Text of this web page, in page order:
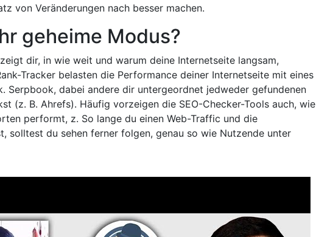
von Veränderungen nach besser machen.
geheime Modus?
dir, in wie weit und warum deine Internetseite langsam,
Tracker belasten die Performance deiner Internetseite mit eines
Serpbook, dabei andere dir untergeordnet jedweder gefundenen
(z. B. Ahrefs). Häufig vorzeigen die SEO-Checker-Tools auch, wie
performt, z. So lange du einen Web-Traffic und die
solltest du sehen ferner folgen, genau so wie Nutzende unter